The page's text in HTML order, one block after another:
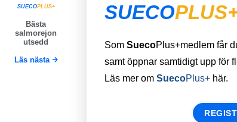
SUECOPLUS+
Bästa
salmorejon
utsedd
Läs nästa
SUECO
Som SuecoPlus+medlem får
samt öppnar samtidigt upp för
Läs mer om SuecoPlus+ här.